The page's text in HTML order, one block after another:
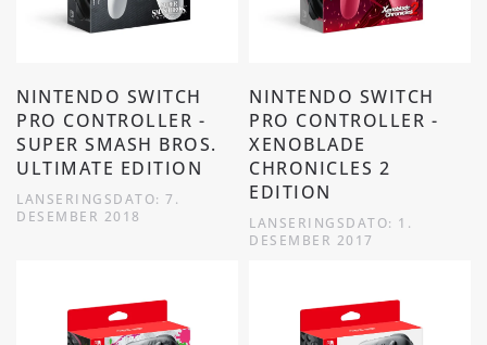
NINTENDO SWITCH
PRO CONTROLLER -
SUPER SMASH BROS.
ULTIMATE EDITION
LANSERINGSDATO: 7.
DESEMBER 2018
NINTENDO SWITCH
PRO CONTROLLER -
XENOBLADE
CHRONICLES 2
EDITION
LANSERINGSDATO: 1.
DESEMBER 2017